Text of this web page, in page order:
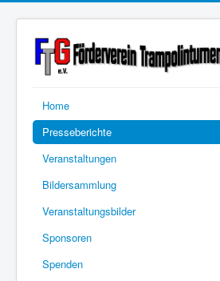
Home
Presseberichte
Veranstaltungen
Bildersammlung
Veranstaltungsbilder
Sponsoren
Spenden